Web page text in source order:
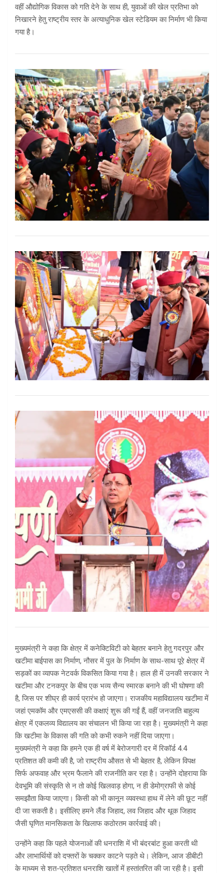
वहीं औद्योगिक विकास को गति देने के साथ ही, युवाओं की खेल प्रतिभा को
निखारने हेतु राष्ट्रीय स्तर के अत्याधुनिक खेल स्टेडियम का निर्माण भी किया
गया है।
मुख्यमंत्री ने कहा कि क्षेत्र में कनेक्टिविटी को बेहतर बनाने हेतु गदरपुर और
खटीमा बाईपास का निर्माण, नौसर में पुल के निर्माण के साथ-साथ पूरे क्षेत्र में
सड़कों का व्यापक नेटवर्क विकसित किया गया है। हाल ही में उनकी सरकार ने
खटीमा और टनकपुर के बीच एक भव्य सैन्य स्मारक बनाने की भी घोषणा की
है, जिस पर शीघ्र ही कार्य प्रारंभ हो जाएगा। राजकीय महाविद्यालय खटीमा में
जहां एमकॉम और एमएससी की कक्षाएं शुरू की गईं हैं, वहीं जनजाति बाहुल्य
क्षेत्र में एकलव्य विद्यालय का संचालन भी किया जा रहा है। मुख्यमंत्री ने कहा
कि खटीमा के विकास की गति को कभी रुकने नहीं दिया जाएगा।
मुख्यमंत्री ने कहा कि हमने एक ही वर्ष में बेरोजगारी दर में रिकॉर्ड 4.4
प्रतिशत की कमी की है, जो राष्ट्रीय औसत से भी बेहतर है, लेकिन विपक्ष
सिर्फ अफवाह और भ्रम फैलाने की राजनीति कर रहा है। उन्होंने दोहराया कि
देवभूमि की संस्कृति से न तो कोई खिलवाड़ होगा, न ही डेमोग्राफी से कोई
समझौता किया जाएगा। किसी को भी कानून व्यवस्था हाथ में लेने की छूट नहीं
दी जा सकती है। इसीलिए हमने लैंड जिहाद, लव जिहाद और थूक जिहाद
जैसी घृणित मानसिकता के खिलाफ कठोरतम कार्रवाई की।
उन्होंने कहा कि पहले योजनाओं की धनराशि में भी बंदरबांट हुआ करती थी
और लाभार्थियों को दफ्तरों के चक्कर काटने पड़ते थे। लेकिन, आज डीबीटी
के माध्यम से शत-प्रतिशत धनराशि खातों में हस्तांतरित की जा रही है। इसी